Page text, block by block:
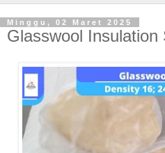
Minggu, 02 Maret 2025
Glasswool Insulation